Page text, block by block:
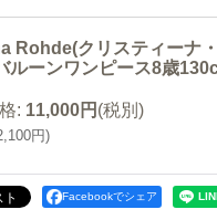
Rohde(クリスティーナ
ルーンワンピース8歳
: 11,000円 (税別)
円)
Facebookでシェア